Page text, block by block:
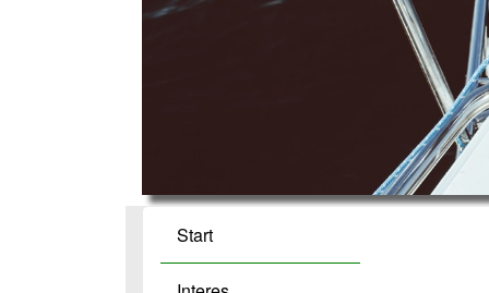
Start